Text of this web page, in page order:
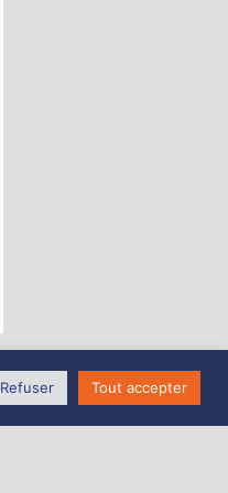
Refuser Tout accepter